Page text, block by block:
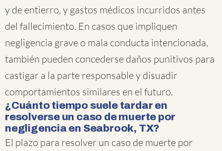
y de entierro, y gastos médicos incurridos antes
del fallecimiento. En casos que impliquen
negligencia grave o mala conducta intencionada,
también pueden concederse daños punitivos para
castigar a la parte responsable y disuadir
comportamientos similares en el futuro.
¿Cuánto tiempo suele tardar en
resolverse un caso de muerte por
negligencia en Seabrook, TX?
El plazo para resolver un caso de muerte por